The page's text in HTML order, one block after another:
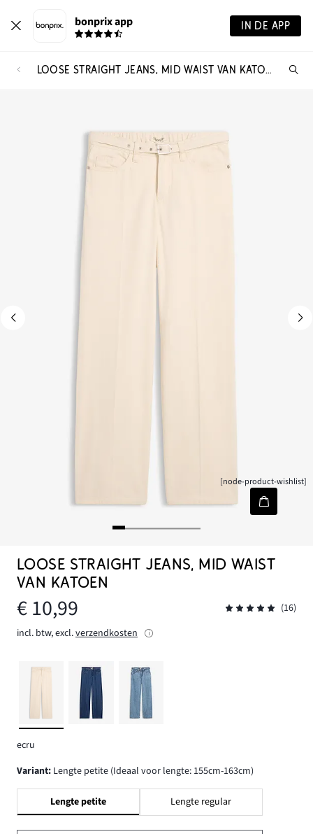
bonprix app IN DE APP
LOOSE STRAIGHT JEANS, MID WAIST VAN KATOEN
[node-product-wishlist]
LOOSE STRAIGHT JEANS, MID WAIST
VAN KATOEN
€ 10,99
(16)
incl. btw, excl.verzendkosten
ecru
Variant: Lengte petite (Ideaal voor lengte: 155cm-163cm)
Lengte petite Lengte regular